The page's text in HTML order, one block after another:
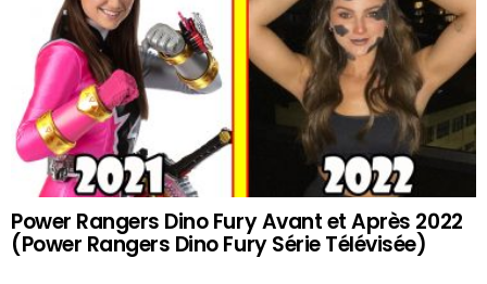
Power Rangers Dino Fury Avant et Après 2022
(Power Rangers Dino Fury Série Télévisée)